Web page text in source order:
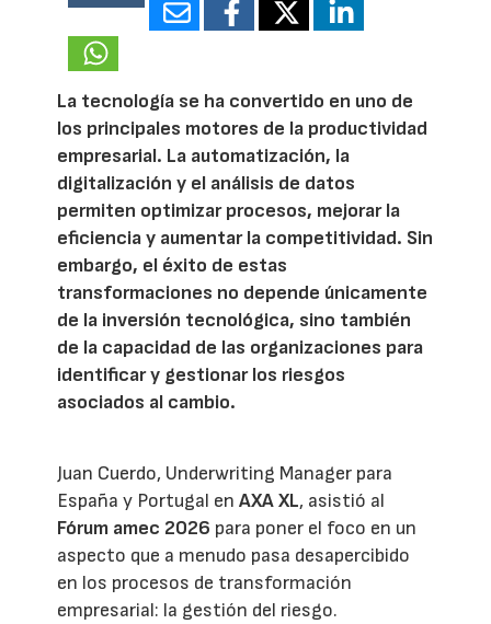
15827
La tecnología se ha convertido en uno de
los principales motores de la productividad
empresarial. La automatización, la
digitalización y el análisis de datos
permiten optimizar procesos, mejorar la
eficiencia y aumentar la competitividad. Sin
embargo, el éxito de estas
transformaciones no depende únicamente
de la inversión tecnológica, sino también
de la capacidad de las organizaciones para
identificar y gestionar los riesgos
asociados al cambio.
Juan Cuerdo, Underwriting Manager para
España y Portugal enAXA XL, asistió al
Fórum amec 2026 para poner el foco en un
aspecto que a menudo pasa desapercibido
en los procesos de transformación
empresarial: la gestión del riesgo.